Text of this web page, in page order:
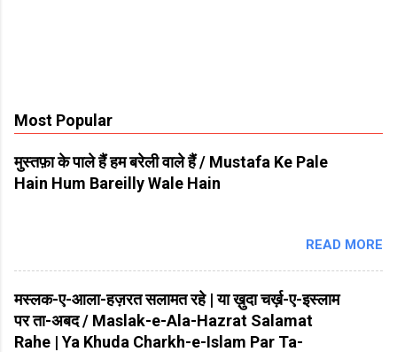
Most Popular
मुस्तफ़ा के पाले हैं हम बरेली वाले हैं / Mustafa Ke Pale
Hain Hum Bareilly Wale Hain
READ MORE
मस्लक-ए-आला-हज़रत सलामत रहे | या ख़ुदा चर्ख़-ए-इस्लाम
पर ता-अबद / Maslak-e-Ala-Hazrat Salamat
Rahe | Ya Khuda Charkh-e-Islam Par Ta-